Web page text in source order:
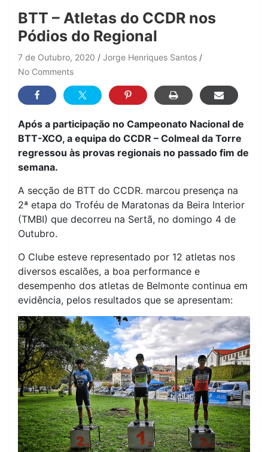
BTT – Atletas do CCDR nos
Pódios do Regional
7 de Outubro, 2020
Jorge Henriques Santos
No Comments
Após a participação no Campeonato Nacional de
BTT-XCO, a equipa do CCDR – Colmeal da Torre
regressou às provas regionais no passado fim de
semana.
A secção de BTT do CCDR. marcou presença na
2ª etapa do Troféu de Maratonas da Beira Interior
(TMBI) que decorreu na Sertã, no domingo 4 de
Outubro.
O Clube esteve representado por 12 atletas nos
diversos escalões, a boa performance e
desempenho dos atletas de Belmonte continua em
evidência, pelos resultados que se apresentam: